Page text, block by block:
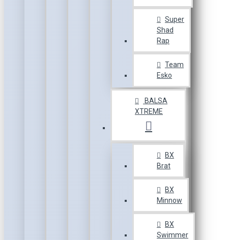
Super
Shad
Rap
Team
Esko
BALSA
XTREME
BX
Brat
BX
Minnow
BX
Swimmer